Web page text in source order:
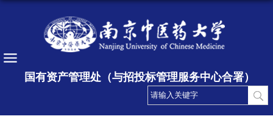
国有资产管理处（与招投标管理服务中心合署）